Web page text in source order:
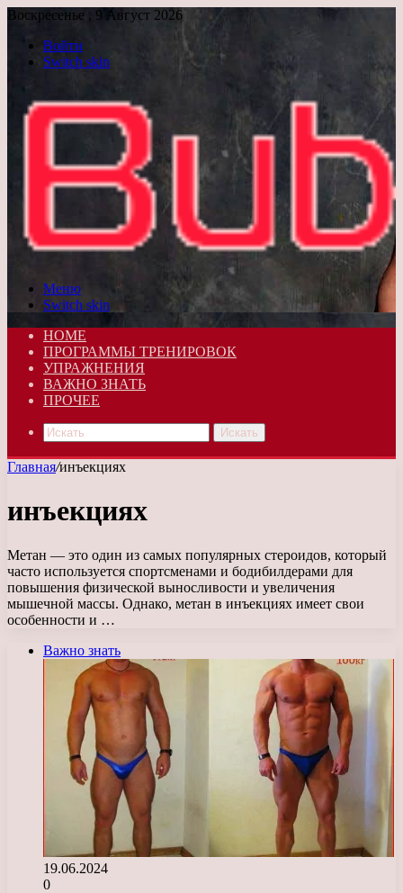
Воскресенье , 9 Август 2026
Войти
Switch skin
Меню
Switch skin
HOME
ПРОГРАММЫ ТРЕНИРОВОК
УПРАЖНЕНИЯ
ВАЖНО ЗНАТЬ
ПРОЧЕЕ
Искать
Главная/инъекциях
инъекциях
Метан — это один из самых популярных стероидов, который
часто используется спортсменами и бодибилдерами для
повышения физической выносливости и увеличения
мышечной массы. Однако, метан в инъекциях имеет свои
особенности и …
Важно знать
19.06.2024
0